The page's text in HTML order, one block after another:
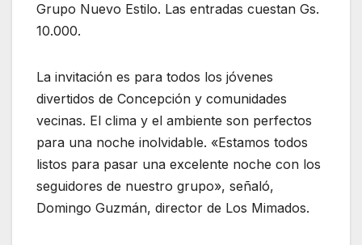
Grupo Nuevo Estilo. Las entradas cuestan Gs.
10.000.
La invitación es para todos los jóvenes
divertidos de Concepción y comunidades
vecinas. El clima y el ambiente son perfectos
para una noche inolvidable. «Estamos todos
listos para pasar una excelente noche con los
seguidores de nuestro grupo», señaló,
Domingo Guzmán, director de Los Mimados.